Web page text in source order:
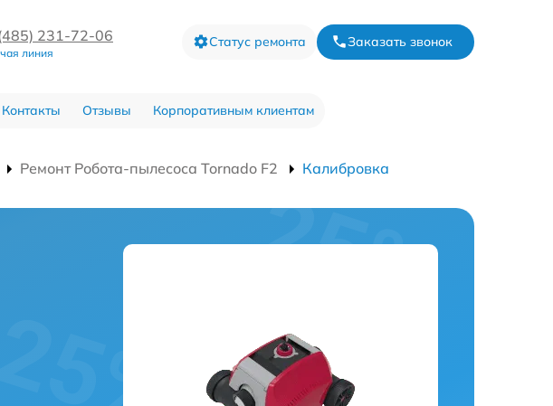
231-72-06
линия
Статус ремонта Заказать звонок
Контакты Отзывы Корпоративным клиентам
Ремонт Робота-пылесоса Tornado F2 Калибровка